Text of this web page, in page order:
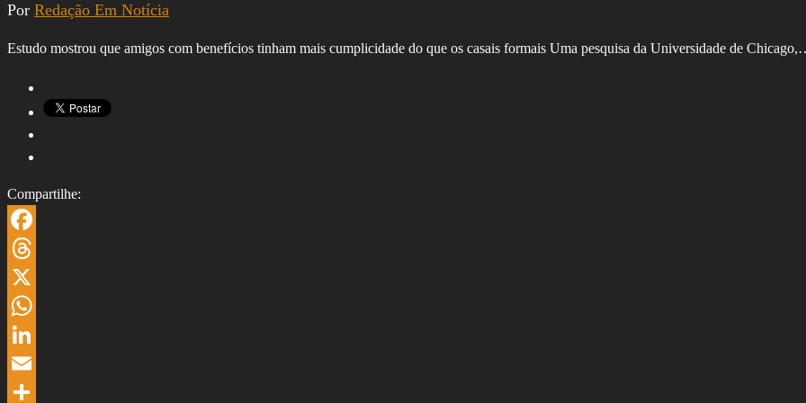
Por Redação Em Notícia
Estudo mostrou que amigos com benefícios tinham mais cumplicidade do que os casais formais Uma pesquisa da Universidade de
Compartilhe:
Facebook
Threads
X
WhatsApp
LinkedIn
Email